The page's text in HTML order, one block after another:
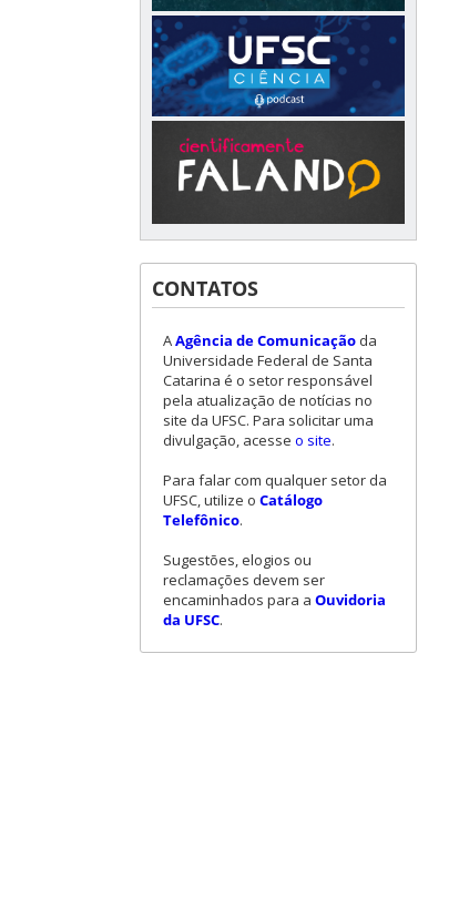
CONTATOS
AAgência de Comunicação da
Universidade Federal de Santa
Catarina é o setor responsável
pela atualização de notícias no
site da UFSC. Para solicitar uma
divulgação, acesse o site.
Para falar com qualquer setor da
UFSC, utilize o Catálogo
Telefônico.
Sugestões, elogios ou
reclamações devem ser
encaminhados para a Ouvidoria
da UFSC.